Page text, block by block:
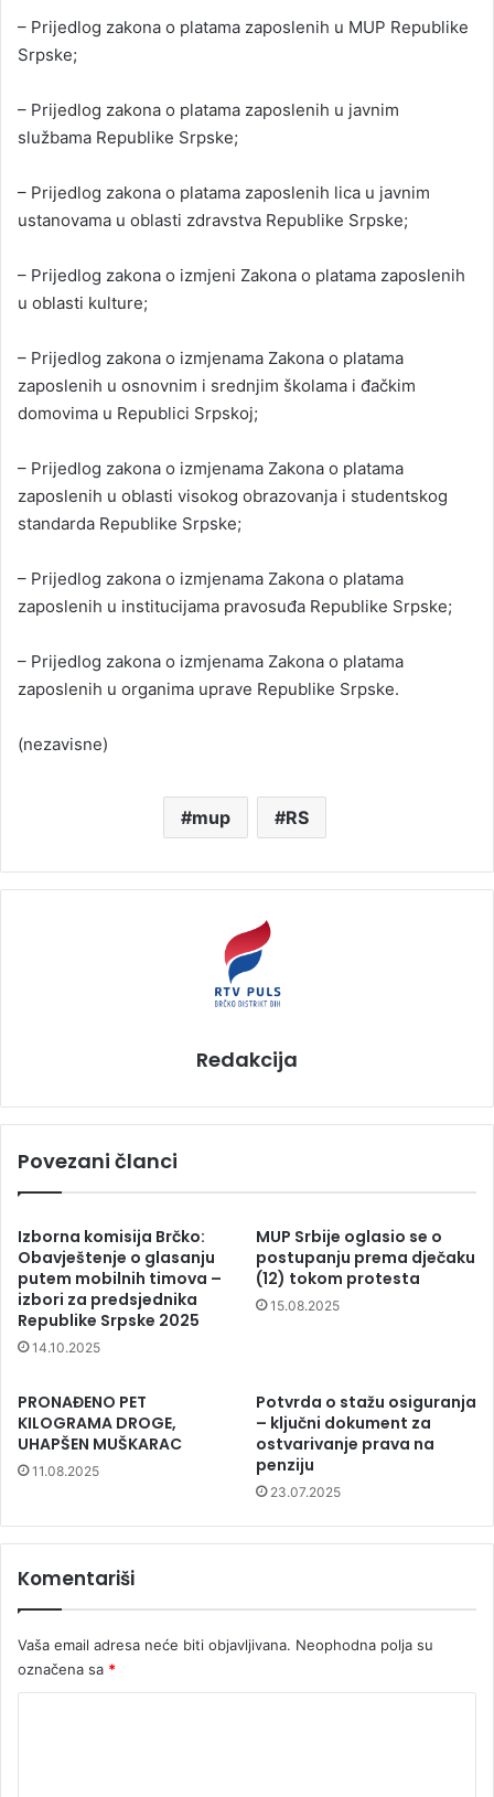
– Prijedlog zakona o platama zaposlenih u MUP Republike
Srpske;
– Prijedlog zakona o platama zaposlenih u javnim
službama Republike Srpske;
– Prijedlog zakona o platama zaposlenih lica u javnim
ustanovama u oblasti zdravstva Republike Srpske;
– Prijedlog zakona o izmjeni Zakona o platama zaposlenih
u oblasti kulture;
– Prijedlog zakona o izmjenama Zakona o platama
zaposlenih u osnovnim i srednjim školama i đačkim
domovima u Republici Srpskoj;
– Prijedlog zakona o izmjenama Zakona o platama
zaposlenih u oblasti visokog obrazovanja i studentskog
standarda Republike Srpske;
– Prijedlog zakona o izmjenama Zakona o platama
zaposlenih u institucijama pravosuđa Republike Srpske;
– Prijedlog zakona o izmjenama Zakona o platama
zaposlenih u organima uprave Republike Srpske.
(nezavisne)
mup RS
Redakcija
Povezani članci
Izborna komisija Brčko:
Obavještenje o glasanju
putem mobilnih timova –
izbori za predsjednika
Republike Srpske 2025
14.10.2025
MUP Srbije oglasio se o
postupanju prema dječaku
(12) tokom protesta
15.08.2025
PRONAĐENO PET
KILOGRAMA DROGE,
UHAPŠEN MUŠKARAC
11.08.2025
Potvrda o stažu osiguranja
– ključni dokument za
ostvarivanje prava na
penziju
23.07.2025
Komentariši
Vaša email adresa neće biti objavljivana. Neophodna polja su
označena sa *